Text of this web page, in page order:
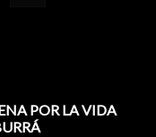
POR LA VIDA